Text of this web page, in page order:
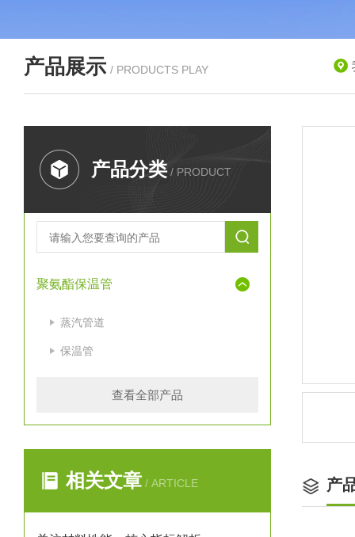
产品展示 / PRODUCTS PLAY
产品分类 / PRODUCT
聚氨酯保温管
蒸汽管道
保温管
查看全部产品
相关文章 / ARTICLE 产